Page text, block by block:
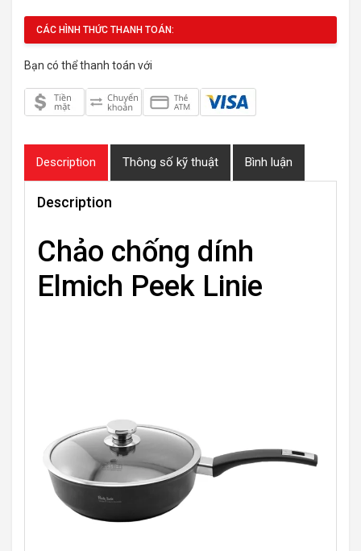
CÁC HÌNH THỨC THANH TOÁN:
Bạn có thể thanh toán với
Description Thông số kỹ thuật Bình luận
Description
Chảo chống dính
Elmich Peek Linie